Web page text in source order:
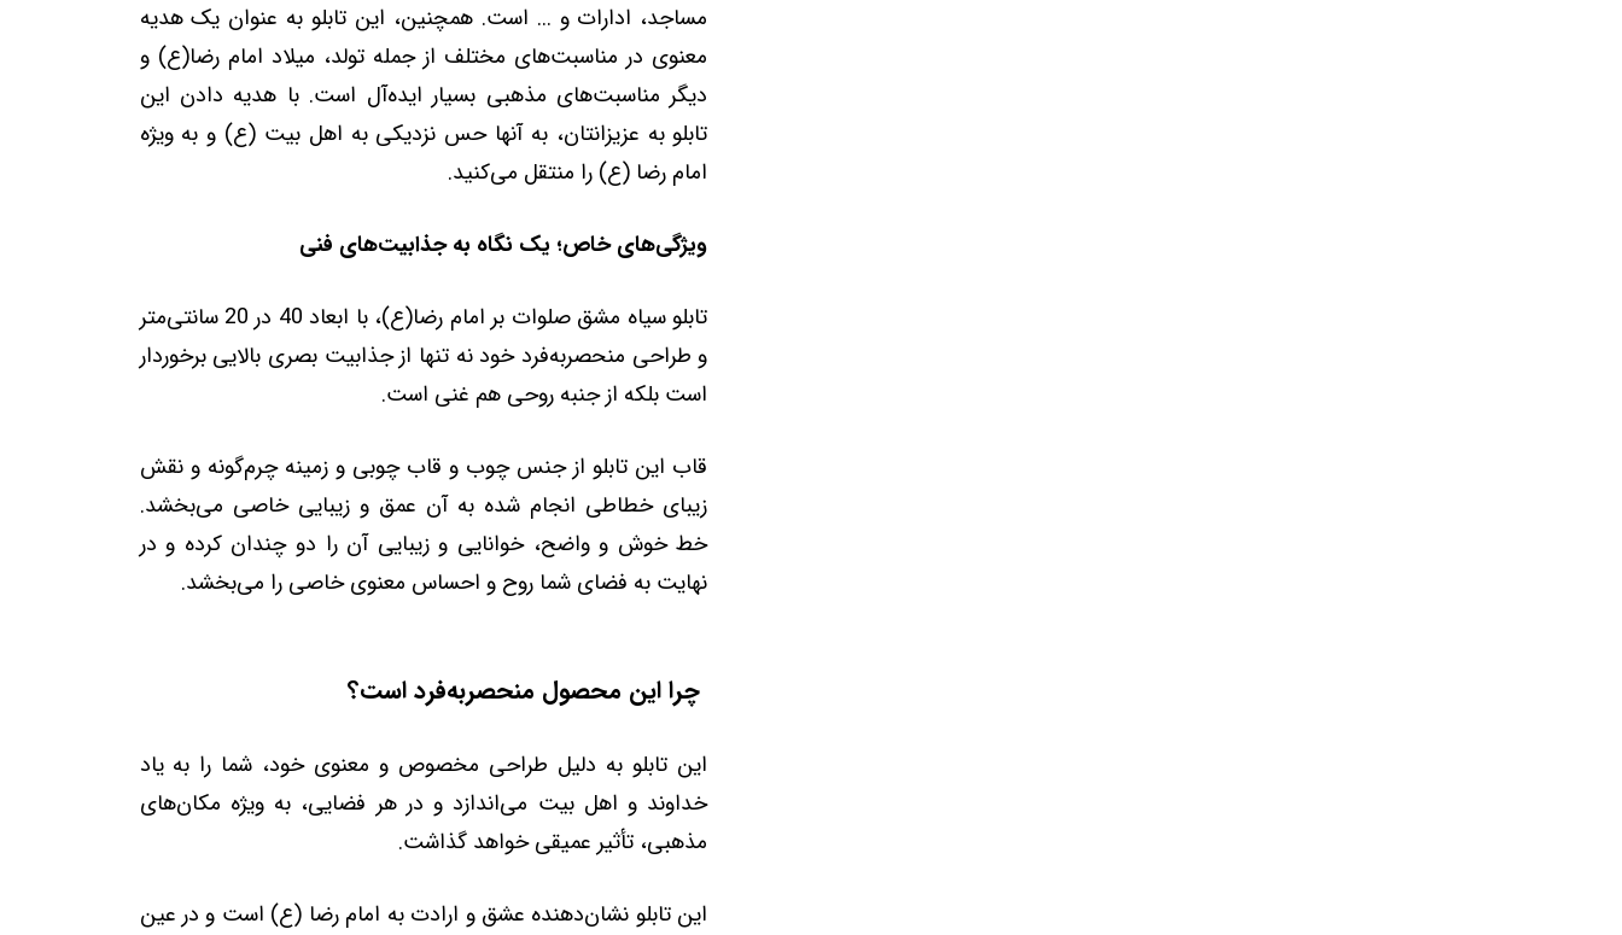
مساجد، ادارات و ... است. همچنین، این تابلو به عنوان یک هدیه
معنوی در مناسبت‌های مختلف از جمله تولد، میلاد امام رضا(ع) و
دیگر مناسبت‌های مذهبی بسیار ایده‌آل است. با هدیه دادن این
تابلو به عزیزانتان، به آنها حس نزدیکی به اهل بیت (ع) و به ویژه
امام رضا (ع) را منتقل می‌کنید.
ویژگی‌های خاص؛ یک نگاه به جذابیت‌های فنی
تابلو سیاه مشق صلوات بر امام رضا(ع)، با ابعاد 40 در 20 سانتی‌متر
و طراحی منحصربه‌فرد خود نه تنها از جذابیت بصری بالایی برخوردار
است بلکه از جنبه روحی هم غنی است.
قاب این تابلو از جنس چوب و قاب چوبی و زمینه چرم‌گونه و نقش
زیبای خطاطی انجام شده به آن عمق و زیبایی خاصی می‌بخشد.
خط خوش و واضح، خوانایی و زیبایی آن را دو چندان کرده و در
نهایت به فضای شما روح و احساس معنوی خاصی را می‌بخشد.
چرا این محصول منحصربه‌فرد است؟
این تابلو به دلیل طراحی مخصوص و معنوی خود، شما را به یاد
خداوند و اهل بیت می‌اندازد و در هر فضایی، به ویژه مکان‌های
مذهبی، تأثیر عمیقی خواهد گذاشت.
این تابلو نشان‌دهنده عشق و ارادت به امام رضا (ع) است و در عین